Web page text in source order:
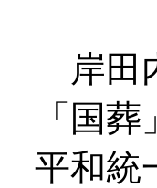
岸田
「国
平和統